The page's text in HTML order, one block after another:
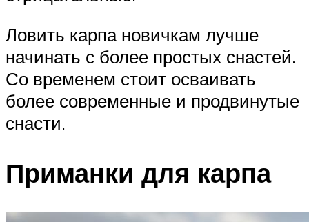
Ловить карпа новичкам лучше
начинать с более простых снастей.
Со временем стоит осваивать
более современные и продвинутые
снасти.
Приманки для карпа